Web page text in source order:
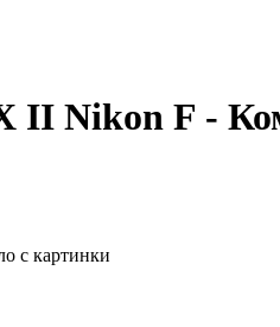
II Nikon F -
с картинки